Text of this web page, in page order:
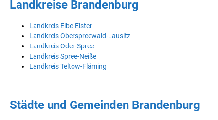
Landkreise Brandenburg
Landkreis Elbe-Elster
Landkreis Oberspreewald-Lausitz
Landkreis Oder-Spree
Landkreis Spree-Neiße
Landkreis Teltow-Fläming
Städte und Gemeinden Brandenburg